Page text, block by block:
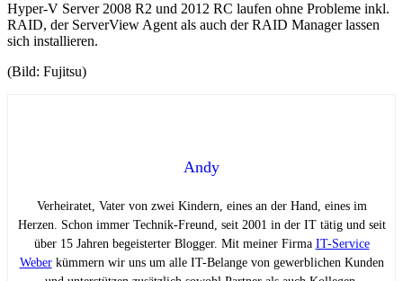
Hyper-V Server 2008 R2 und 2012 RC laufen ohne Probleme inkl.
RAID, der ServerView Agent als auch der RAID Manager lassen
sich installieren.
(Bild: Fujitsu)
Andy
Verheiratet, Vater von zwei Kindern, eines an der Hand, eines im
Herzen. Schon immer Technik-Freund, seit 2001 in der IT tätig und seit
über 15 Jahren begeisterter Blogger. Mit meiner Firma IT-Service
Weberkümmern wir uns um alle IT-Belange von gewerblichen Kunden